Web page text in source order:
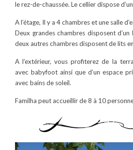
le rez-de-chaussée. Le cellier dispose
A l’étage, Il y a 4 chambres et une salle
Deux grandes chambres disposent
deux autres chambres disposent de lits
A l’extérieur, vous profiterez de la
avec babyfoot ainsi que d’un espace
avec bains de soleil.
Familha peut accueillir de 8 à 10